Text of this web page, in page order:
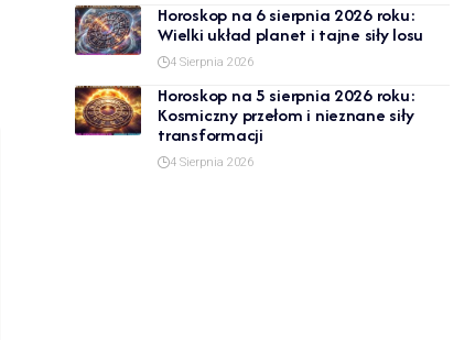
Horoskop na 6 sierpnia 2026 roku:
Wielki układ planet i tajne siły losu
4 Sierpnia 2026
Horoskop na 5 sierpnia 2026 roku:
Kosmiczny przełom i nieznane siły
transformacji
4 Sierpnia 2026